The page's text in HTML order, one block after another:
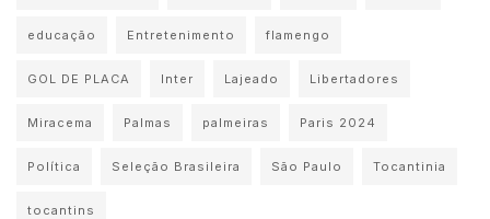
educação Entretenimento flamengo
GOL DE PLACA Inter Lajeado Libertadores
Miracema Palmas palmeiras Paris 2024
Política Seleção Brasileira São Paulo Tocantinia
tocantins